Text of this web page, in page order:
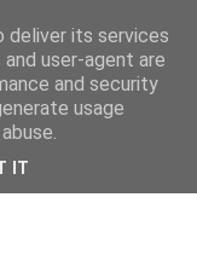
deliver its services
user-agent are
and security
usage
IT